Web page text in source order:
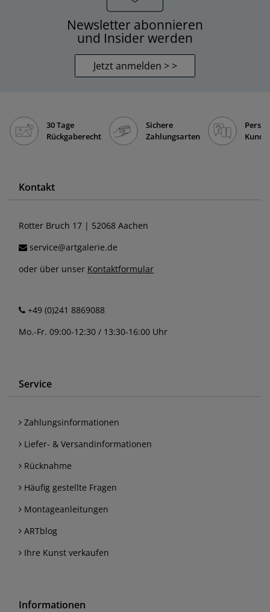
Newsletter abonnieren
und Insider werden
Jetzt anmelden > >
30 Tage
Rückgaberecht
Sichere
Zahlungsarten
Kontakt
Rotter Bruch 17 | 52068 Aachen
service@artgalerie.de
oder über unser Kontaktformular
+49 (0)241 8869088
Mo.-Fr. 09:00-12:30 / 13:30-16:00 Uhr
Service
Zahlungsinformationen
Liefer- & Versandinformationen
Rücknahme
Häufig gestellte Fragen
Montageanleitungen
ARTblog
Ihre Kunst verkaufen
Informationen